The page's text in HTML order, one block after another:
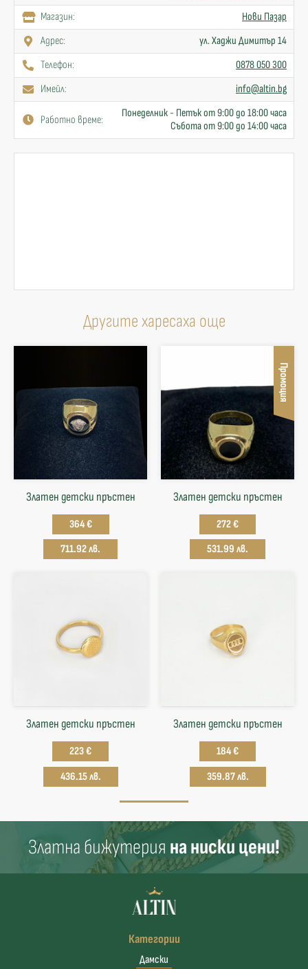
Mагазин:
Нови Пазар
Адрес:
ул. Хаджи Димитър 14
Телефон:
0878 050 300
Имейл:
info@altin.bg
Работно време:
Понеделник - Петък от 9:00 до 18:00 часа
Събота от 9:00 до 14:00 часа
Другите харесаха още
Златен детски пръстен
364 €
711.92 лв.
Промоция
Златен детски пръстен
272 €
531.99 лв.
Златен детски пръстен
223 €
436.15 лв.
Златен детски пръстен
184 €
359.87 лв.
Златна бижутерия на ниски цени!
Категории
Дамски